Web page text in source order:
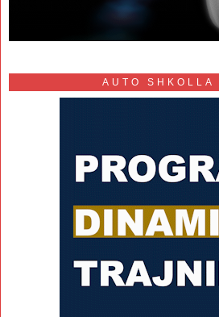
AUTO SHKOLLA